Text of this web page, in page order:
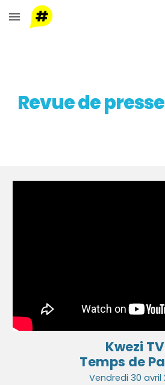
Skip to main content
Revue de presse
Kwezi TV
Temps de
Vendredi 30 avril